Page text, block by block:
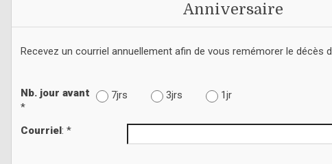
Anniversaire
Recevez un courriel annuellement afin de vous remémorer le décès
Nb. jour avant
*
7jrs 3jrs 1jr
Courriel: *